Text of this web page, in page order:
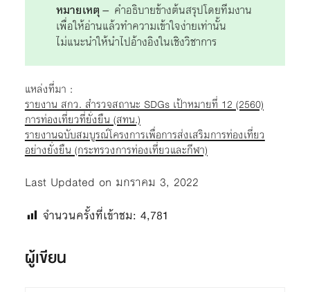
หมายเหตุ– คำอธิบายข้างต้นสรุปโดยทีมงาน
เพื่อให้อ่านแล้วทำความเข้าใจง่ายเท่านั้น
ไม่แนะนำให้นำไปอ้างอิงในเชิงวิชาการ
แหล่งที่มา :
รายงาน สกว. สำรวจสถานะ SDGs เป้าหมายที่ 12 (2560)
การท่องเที่ยวที่ยั่งยืน (สทน.)
รายงานฉบับสมบูรณ์โครงการเพื่อการส่งเสริมการท่องเที่ยว
อย่างยั่งยืน (กระทรวงการท่องเที่ยวและกีฬา)
Last Updated on มกราคม 3, 2022
จำนวนครั้งที่เข้าชม: 4,781
ผู้เขียน